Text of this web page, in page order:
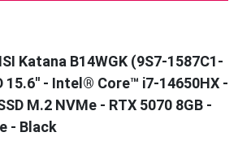
Katana B14WGK (9S7-1587C1-
15.6'' - Intel® Core™ i7-14650HX -
M.2 NVMe - RTX 5070 8GB -
- Black